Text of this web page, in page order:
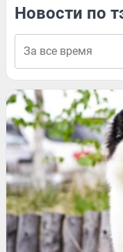
Новости по